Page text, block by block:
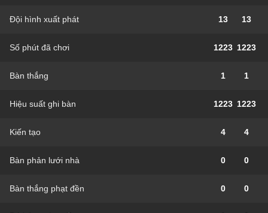
Đội hình xuất phát 13 13
Số phút đã chơi 1223 1223
Bàn thắng 1 1
Hiệu suất ghi bàn 1223 1223
Kiến tạo 4 4
Bàn phản lưới nhà 0 0
Bàn thắng phạt đền 0 0